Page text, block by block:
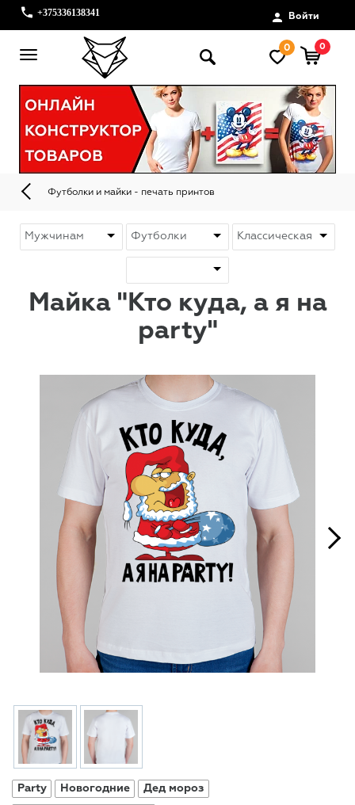
+375336138341 Войти
0 0
Футболки и майки - печать принтов
Майка "Кто куда, а я на
party"
Party Новогодние Дед мороз